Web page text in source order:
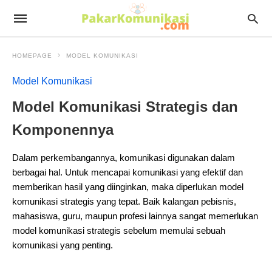
HOMEPAGE MODEL KOMUNIKASI
Model Komunikasi
Model Komunikasi Strategis dan
Komponennya
Dalam perkembangannya, komunikasi digunakan dalam
berbagai hal. Untuk mencapai komunikasi yang efektif dan
memberikan hasil yang diinginkan, maka diperlukan model
komunikasi strategis yang tepat. Baik kalangan pebisnis,
mahasiswa, guru, maupun profesi lainnya sangat memerlukan
model komunikasi strategis sebelum memulai sebuah
komunikasi yang penting.